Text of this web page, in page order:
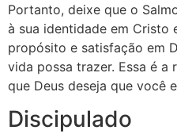
Portanto, deixe que o
à sua identidade em Cristo
propósito e satisfação em
vida possa trazer. Essa é a
que Deus deseja que você
Discipulado